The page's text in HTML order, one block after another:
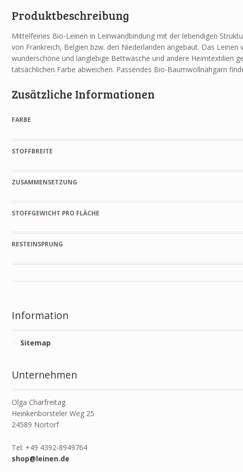
Produktbeschreibung
Mittelfeines Bio-Leinen in Leinwandbindung mit der lebendigen
von Frankreich, Belgien bzw. den Niederlanden angebaut. Das
wunderschöne und langlebige Bettwäsche und andere Heimtextilien
tatsächlichen Farbe abweichen. Passendes Bio-Baumwollnähgarn
Zusätzliche Informationen
FARBE
STOFFBREITE
ZUSAMMENSETZUNG
STOFFGEWICHT PRO FLÄCHE
RESTEINSPRUNG
Information
Sitemap
Unternehmen
Olga Charfreitag
Heinkenborsteler Weg 25
24589 Nortorf
Tel: +49 4392-8949764
shop@leinen.de